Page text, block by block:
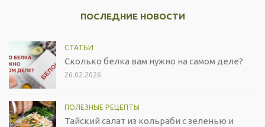
ПОСЛЕДНИЕ НОВОСТИ
СТАТЬИ
Сколько белка вам нужно на самом деле?
26.02.2026
ПОЛЕЗНЫЕ РЕЦЕПТЫ
Тайский салат из кольраби с зеленью и